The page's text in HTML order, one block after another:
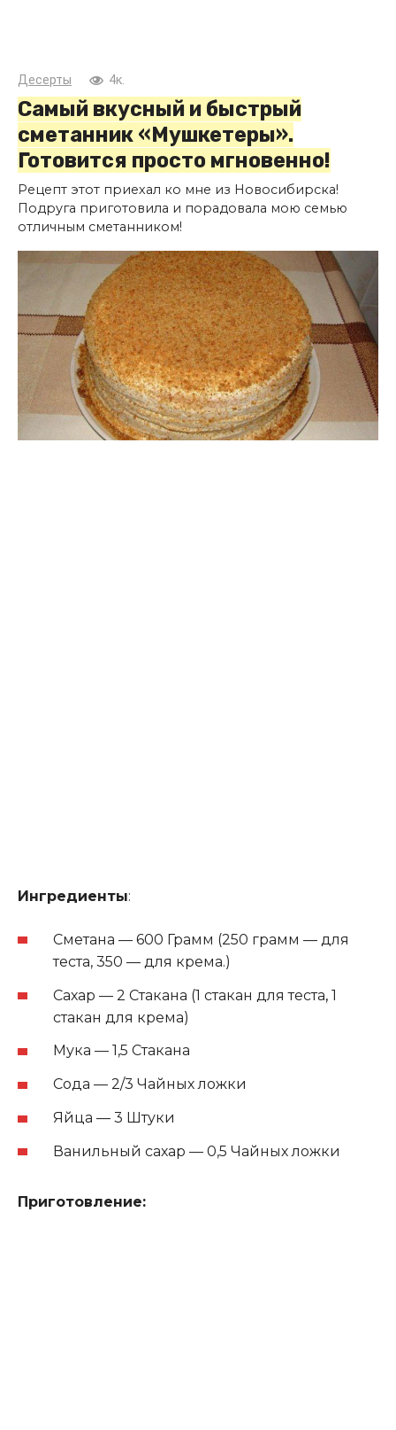
Десерты 4к.
Самый вкусный и быстрый
сметанник «Мушкетеры».
Готовится просто мгновенно!
Рецепт этот приехал ко мне из Новосибирска!
Подруга приготовила и порадовала мою семью
отличным сметанником!
Ингредиенты:
Сметана — 600 Грамм (250 грамм — для
теста, 350 — для крема.)
Сахар — 2 Стакана (1 стакан для теста, 1
стакан для крема)
Мука — 1,5 Стакана
Сода — 2/3 Чайных ложки
Яйца — 3 Штуки
Ванильный сахар — 0,5 Чайных ложки
Приготовление: